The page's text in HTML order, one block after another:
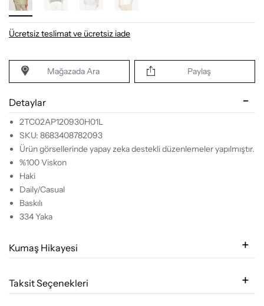
Ücretsiz teslimat ve ücretsiz iade
Mağazada Ara Paylaş
Detaylar
2TC02AP120930H01L
SKU: 8683408782093
Ürün görsellerinde yapay zeka destekli düzenlemeler yapılmıştır.
%100 Viskon
Haki
Daily/Casual
Baskılı
334 Yaka
Kumaş Hikayesi
Taksit Seçenekleri